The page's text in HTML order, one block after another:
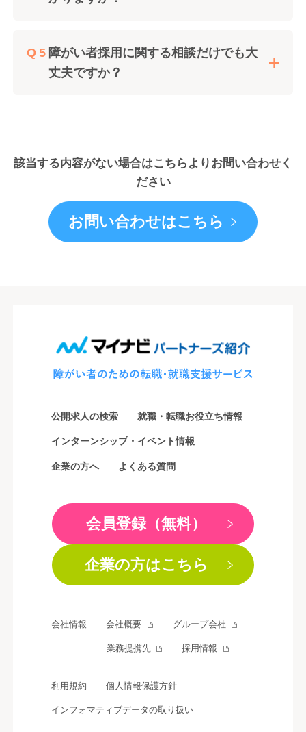
障がい者採用に関する相談だけでも大
丈夫ですか？
該当する内容がない場合はこちらよりお問い合わせく
ださい
お問い合わせはこちら
公開求人の検索 就職・転職お役立ち情報
インターンシップ・イベント情報
企業の方へ よくある質問
会員登録（無料）
企業の方はこちら
会社情報 会社概要 グループ会社
業務提携先 採用情報
利用規約 個人情報保護方針
インフォマティブデータの取り扱い